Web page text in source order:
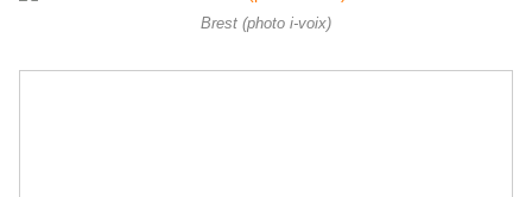
Brest (photo i-voix)